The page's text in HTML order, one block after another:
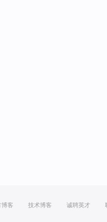
博客 技术博客 诚聘英才